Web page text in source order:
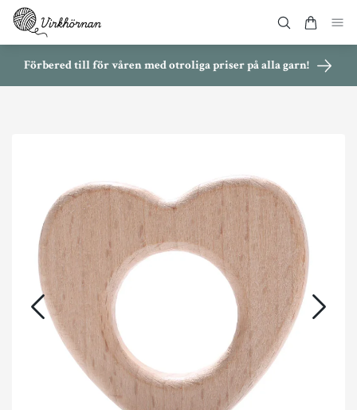
Förbered till för våren med otroliga priser på alla garn!